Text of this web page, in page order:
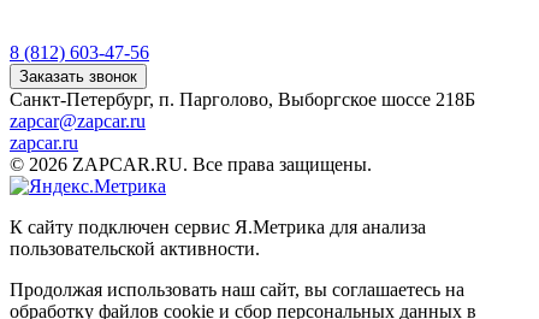
8 (812) 603-47-56
Заказать звонок
Санкт-Петербург, п. Парголово, Выборгское шоссе 218Б
zapcar@zapcar.ru
zapcar.ru
© 2026 ZAPCAR.RU. Все права защищены.
К сайту подключен сервис Я.Метрика для анализа
пользовательской активности.
Продолжая использовать наш сайт, вы соглашаетесь на
обработку файлов cookie и сбор персональных данных в